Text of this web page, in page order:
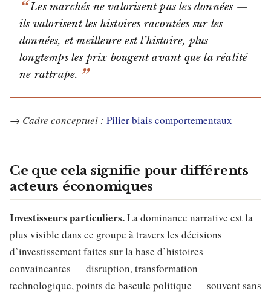
Les marchés ne valorisent pas les données —
ils valorisent les histoires racontées sur les
données, et meilleure est l’histoire, plus
longtemps les prix bougent avant que la réalité
ne rattrape.
→ Cadre conceptuel : Pilier biais comportementaux
Ce que cela signifie pour différents
acteurs économiques
Investisseurs particuliers.La dominance narrative est la
plus visible dans ce groupe à travers les décisions
d’investissement faites sur la base d’histoires
convaincantes — disruption, transformation
technologique, points de bascule politique — souvent sans